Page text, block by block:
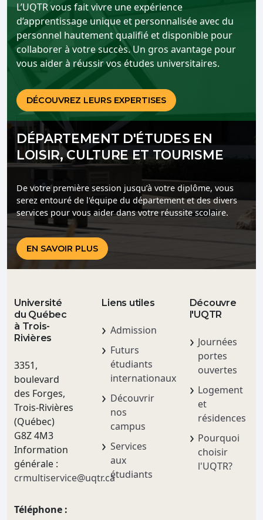
L’UQTR vous fait vivre une expérience
d’apprentissage unique et personnalisée avec du
personnel hautement qualifié et disponible pour
collaborer à votre succès. Un gros avantage pour
vous aider à réussir vos études universitaires.
DÉCOUVREZ LEURS EXPERTISES
DÉPARTEMENT D'ÉTUDES EN
LOISIR, CULTURE ET TOURISME
De votre première session jusqu’à votre diplôme, vous
serez entouré de l'équipe du département et des divers
services pour vous aider dans votre réussite scolaire.
EN SAVOIR PLUS
Université
du Québec
à Trois-
Rivières
3351,
boulevard
des Forges,
Trois-Rivières
(Québec)
G8Z 4M3
Information
générale :
crmultiservice@uqtr.ca
Téléphone :
Liens utiles
Admission
Futurs
étudiants
internationaux
Découvrir
nos
campus
Services
aux
étudiants
Découvre
l'UQTR
Journées
portes
ouvertes
Logement
et
résidences
Pourquoi
choisir
l'UQTR?